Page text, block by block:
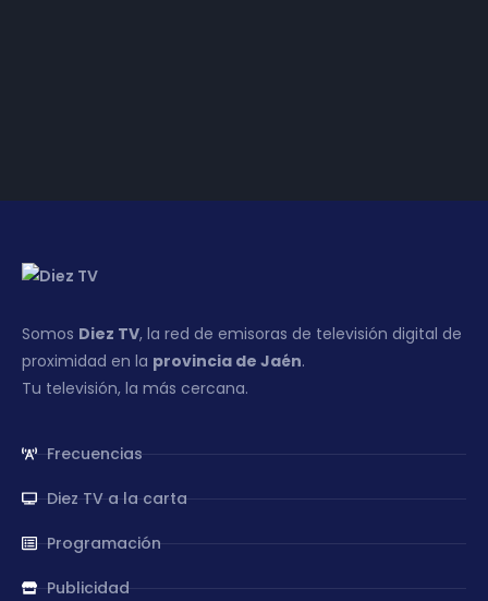
Somos Diez TV, la red de emisoras de televisión digital de
proximidad en la provincia de Jaén.
Tu televisión, la más cercana.
Frecuencias
Diez TV a la carta
Programación
Publicidad